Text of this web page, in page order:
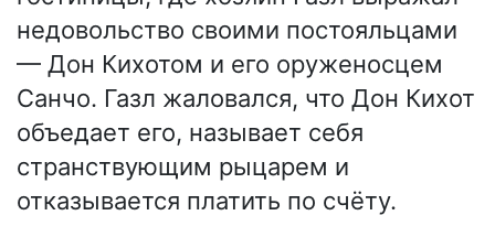
недовольство своими постояльцами
— Дон Кихотом и его оруженосцем
Санчо. Газл жаловался, что Дон Кихот
объедает его, называет себя
странствующим рыцарем и
отказывается платить по счёту.